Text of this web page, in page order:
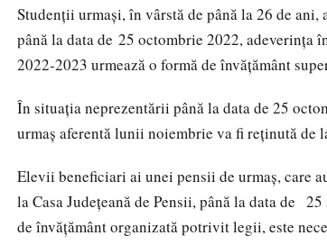
Studenții urmași, în vârstă de până la 26 de
până la data de 25 octombrie 2022,
2022-2023 urmează o formă de învățământ
În situația neprezentării până la data de 25
urmaș aferentă lunii noiembrie va fi reținută de
Elevii beneficiari ai unei pensii de urmaş, care
la Casa Județeană de Pensii, până la data de
de învățământ organizată potrivit legii, este